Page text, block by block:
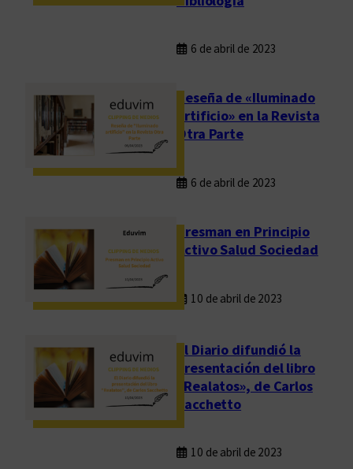
6 de abril de 2023
Reseña de «Iluminado
artificio» en la Revista
Otra Parte
6 de abril de 2023
Presman en Principio
Activo Salud Sociedad
10 de abril de 2023
El Diario difundió la
presentación del libro
«Realatos», de Carlos
Sacchetto
10 de abril de 2023